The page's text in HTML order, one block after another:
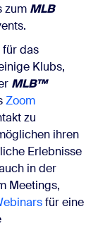
zum MLB
das
Klubs,
MLB™
Zoom
zu
ihren
Erlebnisse
in der
Meetings,
für eine